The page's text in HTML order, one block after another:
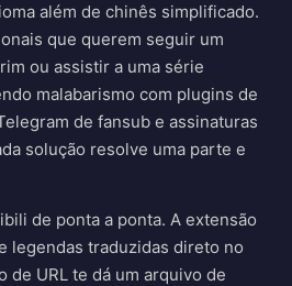
além de chinês simplificado.
que querem seguir um
ou assistir a uma série
malabarismo com plugins de
de fansub e assinaturas
solução resolve uma parte e
de ponta a ponta. A extensão
legendas traduzidas direto no
de URL te dá um arquivo de